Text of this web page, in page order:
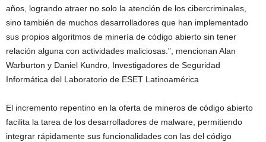
años, logrando atraer no solo la atención de los cibercriminales,
sino también de muchos desarrolladores que han implementado
sus propios algoritmos de minería de código abierto sin tener
relación alguna con actividades maliciosas.”, mencionan Alan
Warburton y Daniel Kundro, Investigadores de Seguridad
Informática del Laboratorio de ESET Latinoamérica
El incremento repentino en la oferta de mineros de código abierto
facilita la tarea de los desarrolladores de malware, permitiendo
integrar rápidamente sus funcionalidades con las del código